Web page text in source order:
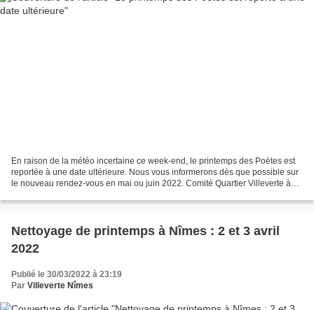
En raison de la météo incertaine ce week-end, le printemps des Poètes est
reportée à une date ultérieure. Nous vous informerons dès que possible sur
le nouveau rendez-vous en mai ou juin 2022. Comité Quartier Villeverte à
Nettoyage de printemps à Nîmes : 2 et 3 avril
2022
Publié le 30/03/2022 à 23:19
Par Villeverte Nîmes